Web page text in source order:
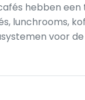
hebben
lunchrooms,
voor